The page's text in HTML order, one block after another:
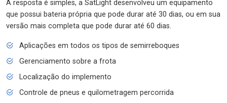
A resposta é simples, a SatLight desenvolveu um equipamento
que possui bateria própria que pode durar até 30 dias, ou em sua
versão mais completa que pode durar até 60 dias.
Aplicações em todos os tipos de semirreboques
Gerenciamento sobre a frota
Localização do implemento
Controle de pneus e quilometragem percorrida